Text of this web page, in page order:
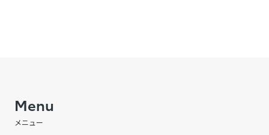
Menu
メニュー